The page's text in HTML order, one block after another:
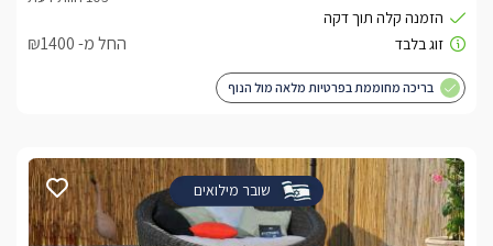
החל מ- ₪1400
בריכה מחוממת בפרטיות מלאה מול הנוף
שובר מילואים